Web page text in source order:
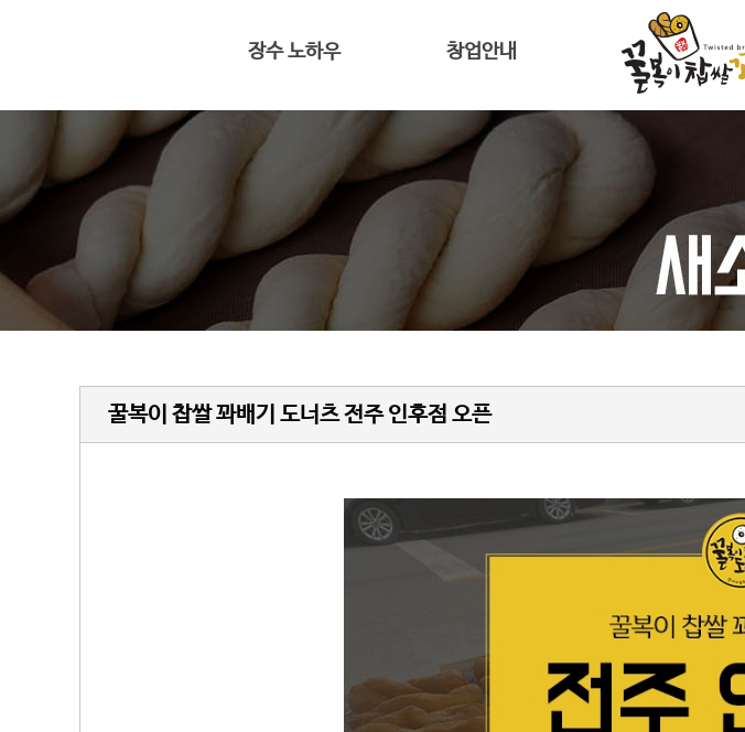
장수 노하우
전용 프리믹스
반죽과 숙성
황금빛 꽈배기
창업안내
대표 인사말
4평도 가능한 꿀복이
창업비용
꿀복이 찹쌀 꽈배기 도너츠 전주 인후점 오픈